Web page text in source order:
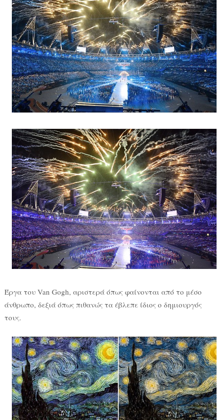
Έργα του Van Gogh, αριστερά όπως φαίνονται από το μέσο
άνθρωπο, δεξιά όπως πιθανώς τα έβλεπε ίδιος ο δημιουργός
τους.